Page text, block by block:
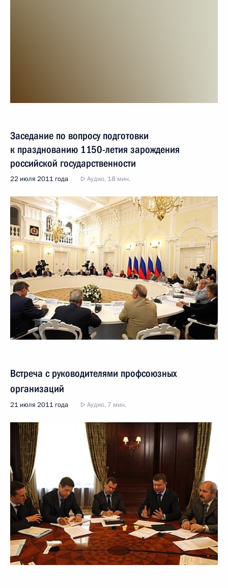
Заседание по вопросу подготовки
к празднованию 1150-летия зарождения
российской государственности
22 июля 2011 года Аудио, 18 мин.
Встреча с руководителями профсоюзных
организаций
21 июля 2011 года Аудио, 7 мин.